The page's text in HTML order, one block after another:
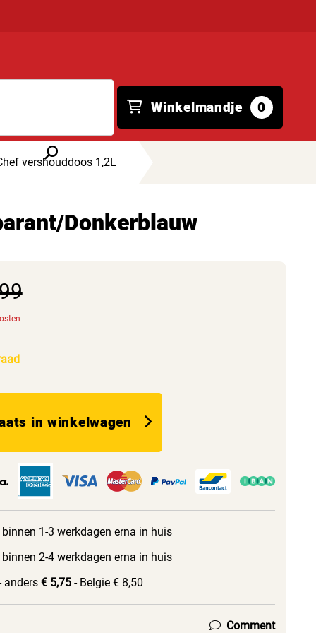
Winkelmandje 0
vershouddoos 1,2L
Donkerblauw
in winkelwagen
1-3 werkdagen erna in huis
2-4 werkdagen erna in huis
anders € 5,75- Belgie € 8,50
Comment